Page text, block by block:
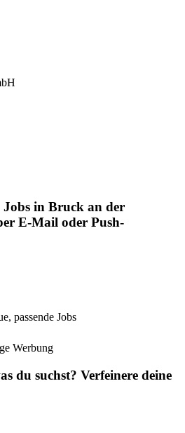
Jobs in Bruck an der
E-Mail oder Push-
passende Jobs
Werbung
du suchst? Verfeinere deine